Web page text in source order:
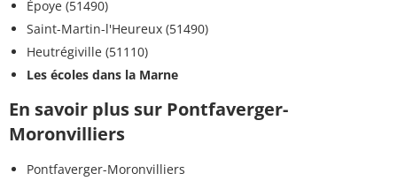
Époye (51490)
Saint-Martin-l'Heureux (51490)
Heutrégiville (51110)
Les écoles dans la Marne
En savoir plus sur Pontfaverger-
Moronvilliers
Pontfaverger-Moronvilliers